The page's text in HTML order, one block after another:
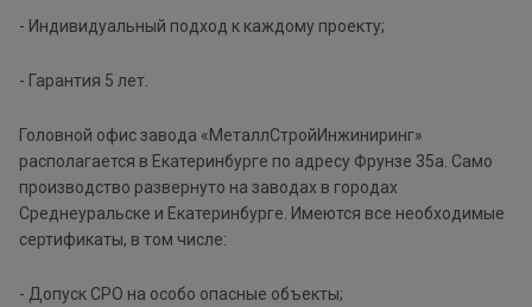
- Индивидуальный подход к каждому проекту;
- Гарантия 5 лет.
Головной офис завода «МеталлСтройИнжиниринг»
располагается в Екатеринбурге по адресу Фрунзе 35а. Само
производство развернуто на заводах в городах
Среднеуральске и Екатеринбурге. Имеются все необходимые
сертификаты, в том числе:
- Допуск СРО на особо опасные объекты;